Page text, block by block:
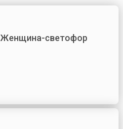
Женщина-светофор